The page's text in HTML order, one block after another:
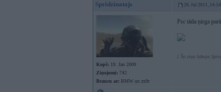
Spridzinatajs 26. Jul 2011, 14:54
Kopš: 19. Jan 2009
Ziņojumi: 742
Braucu ar: BMW un zx9r
Psc tāda ņirga
[ Šo ziņu laboja